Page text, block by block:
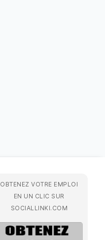
OBTENEZ VOTRE EMPLOI
EN UN CLIC SUR
SOCIALLINKI.COM